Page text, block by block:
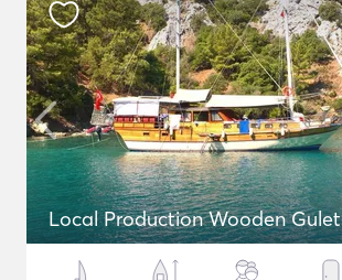
Local Production Wooden Gulet